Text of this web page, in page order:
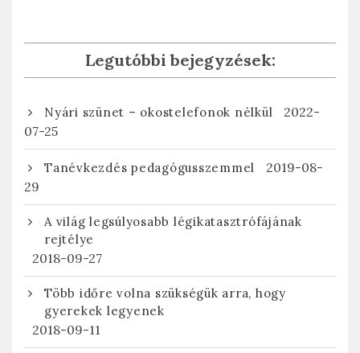
Legutóbbi bejegyzések:
Nyári szünet – okostelefonok nélkül
2022-
07-25
Tanévkezdés pedagógusszemmel
2019-08-
29
A világ legsúlyosabb légikatasztrófájának
rejtélye
2018-09-27
Több időre volna szükségük arra, hogy
gyerekek legyenek
2018-09-11